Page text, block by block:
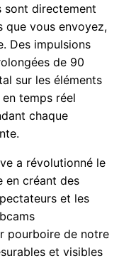
sont directement
que vous envoyez,
Des impulsions
de 90
sur les éléments
temps réel
chaque
a révolutionné le
en créant des
et les
pourboire de notre
et visibles